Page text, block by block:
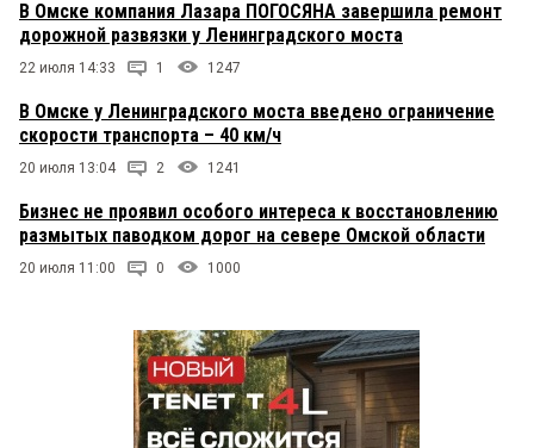
В Омске компания Лазара ПОГОСЯНА завершила ремонт
дорожной развязки у Ленинградского моста
22 июля 14:33 1 1247
В Омске у Ленинградского моста введено ограничение
скорости транспорта – 40 км/ч
20 июля 13:04 2 1241
Бизнес не проявил особого интереса к восстановлению
размытых паводком дорог на севере Омской области
20 июля 11:00 0 1000